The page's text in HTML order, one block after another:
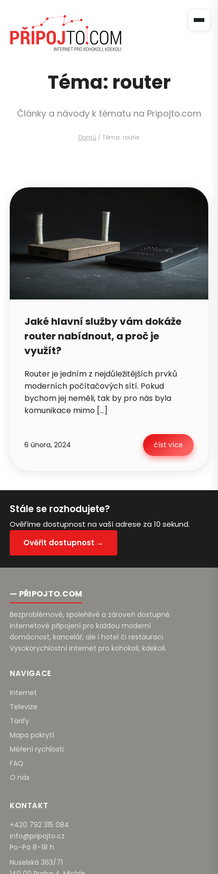
Téma: router
Články a návody k tématu na Pripojto.com
Domů / Téma: router
Jaké hlavní služby vám dokáže
router nabídnout, a proč je
využít?
Router je jedním z nejdůležitějších prvků
moderních počítačových sítí. Pokud
bychom jej neměli, tak by pro nás byla
komunikace mimo […]
6 února, 2024 číst více
Stále se rozhodujete?
Ověříme dostupnost na vaší adrese za 10 sekund.
Ověřit dostupnost →
— PŘIPOJTO.COM
Bezproblémové, spolehlivé a zároveň dostupné
internetové připojení pro každou moderní
domácnost, kancelář, ale i hotel či restauraci.
Vysokorychlostní internet pro kohokoli, kdekoli.
NAVIGACE
Internet
Televize
Tarify
Mapa pokrytí
Měření rychlosti
FAQ
O nás
KONTAKT
+420 792 315 084
info@pripojto.cz
Po–Pá 8–18 h
Nuselská 363/71
Zavolejte mi zpět